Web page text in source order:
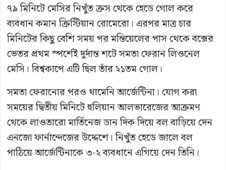
৭৯ মিনিটে মেসির নিখুঁত ক্রস থেকে হেডে গোল করে
ব্যবধান কমান ক্রিস্টিয়ান রোমেরো। এরপর মাত্র চার
মিনিটের কিছু বেশি সময় পর মন্তিয়েলের পাস থেকে বক্সের
ভেতর প্রথম স্পর্শেই দুর্দান্ত শটে সমতা ফেরান লিওনেল
মেসি। বিশ্বকাপে এটি ছিল তাঁর ২১তম গোল।
সমতা ফেরানোর পরও থামেনি আর্জেন্টিনা। যোগ করা
সময়ের দ্বিতীয় মিনিটে হুলিয়ান আলভারেজের আক্রমণ
থেকে লাওতারো মার্তিনেজ ডান দিক দিয়ে বল বাড়িয়ে দেন
এনজো ফার্নান্দেজের উদ্দেশে। নিখুঁত হেডে জালে বল
পাঠিয়ে আর্জেন্টিনাকে ৩-২ ব্যবধানে এগিয়ে দেন তিনি।